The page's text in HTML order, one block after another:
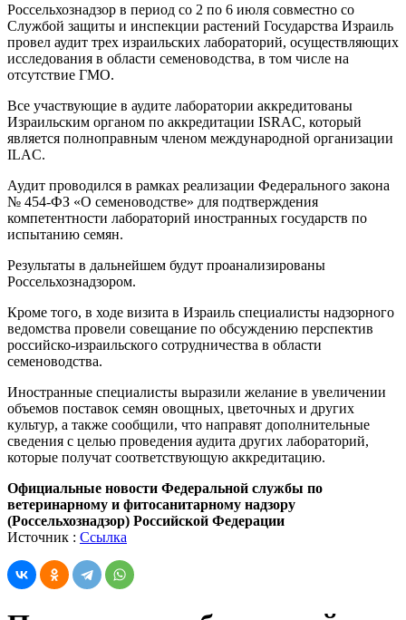
Россельхознадзор в период со 2 по 6 июля совместно со
Службой защиты и инспекции растений Государства Израиль
провел аудит трех израильских лабораторий, осуществляющих
исследования в области семеноводства, в том числе на
отсутствие ГМО.
Все участвующие в аудите лаборатории аккредитованы
Израильским органом по аккредитации ISRAC, который
является полноправным членом международной организации
ILAC.
Аудит проводился в рамках реализации Федерального закона
№ 454-ФЗ «О семеноводстве» для подтверждения
компетентности лабораторий иностранных государств по
испытанию семян.
Результаты в дальнейшем будут проанализированы
Россельхознадзором.
Кроме того, в ходе визита в Израиль специалисты надзорного
ведомства провели совещание по обсуждению перспектив
российско-израильского сотрудничества в области
семеноводства.
Иностранные специалисты выразили желание в увеличении
объемов поставок семян овощных, цветочных и других
культур, а также сообщили, что направят дополнительные
сведения с целью проведения аудита других лабораторий,
которые получат соответствующую аккредитацию.
Официальные новости Федеральной службы по
ветеринарному и фитосанитарному надзору
(Россельхознадзор) Российской Федерации
Источник : Ссылка